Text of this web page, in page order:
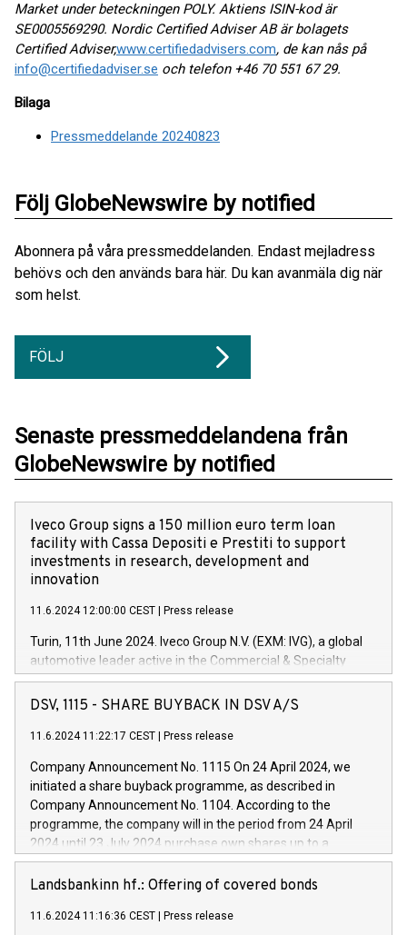
Market under beteckningen POLY. Aktiens ISIN-kod är
SE0005569290. Nordic Certified Adviser AB är bolagets
Certified Adviser,www.certifiedadvisers.com, de kan nås på
info@certifiedadviser.se och telefon +46 70 551 67 29.
Bilaga
Pressmeddelande 20240823
Följ GlobeNewswire by notified
Abonnera på våra pressmeddelanden. Endast mejladress
behövs och den används bara här. Du kan avanmäla dig när
som helst.
FÖLJ
Senaste pressmeddelandena från
GlobeNewswire by notified
Iveco Group signs a 150 million euro term loan
facility with Cassa Depositi e Prestiti to support
investments in research, development and
innovation
11.6.2024 12:00:00 CEST Press release
Turin, 11th June 2024. Iveco Group N.V. (EXM: IVG), a global
automotive leader active in the Commercial & Specialty
Vehicles, Powertrain and related Financial Services arenas,
has successfully signed a term loan facility of 150 million
new projects in Italy dedicated to research, development and
by CDP, Iveco Group will develop innovative technologies and
architectures in the field of electric propulsion and further
develop solutions for autonomous driving, digitalisation and
vehicle connectivity aimed at increasing efficiency, safety,
driving comfort and productivity. The financed investments,
Iveco Group in Italy by the end of 2025. Iveco Group N.V.
(EXM: IVG) is the home of unique people and brands that
DSV, 1115 - SHARE BUYBACK IN DSV A/S
11.6.2024 11:22:17 CEST Press release
Company Announcement No. 1115 On 24 April 2024, we
initiated a share buyback programme, as described in
Company Announcement No. 1104. According to the
programme, the company will in the period from 24 April
2024 until 23 July 2024 purchase own shares up to a
maximum value of DKK 1,000 million, and no more than
1,700,000 shares, corresponding to 0.79% of the share
programme has been implemented in accordance with
Landsbankinn hf.: Offering of covered bonds
11.6.2024 11:16:36 CEST Press release